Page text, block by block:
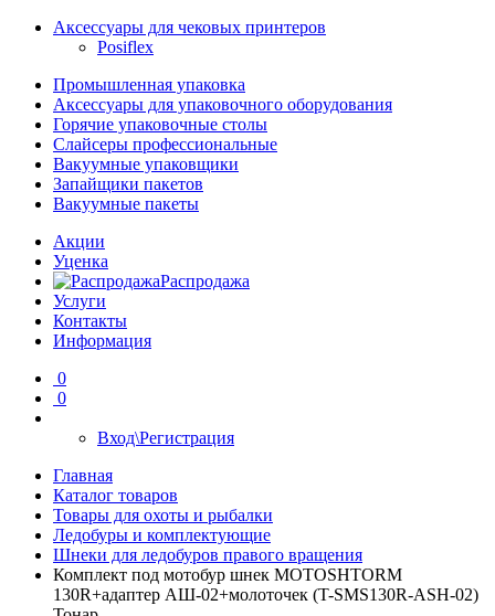
Аксессуары для чековых принтеров
Posiflex
Промышленная упаковка
Аксессуары для упаковочного оборудования
Горячие упаковочные столы
Слайсеры профессиональные
Вакуумные упаковщики
Запайщики пакетов
Вакуумные пакеты
Акции
Уценка
Распродажа
Услуги
Контакты
Информация
0
0
Вход\Регистрация
Главная
Каталог товаров
Товары для охоты и рыбалки
Ледобуры и комплектующие
Шнеки для ледобуров правого вращения
Комплект под мотобур шнек MOTOSHTORM
130R+адаптер АШ-02+молоточек (T-SMS130R-ASH-02)